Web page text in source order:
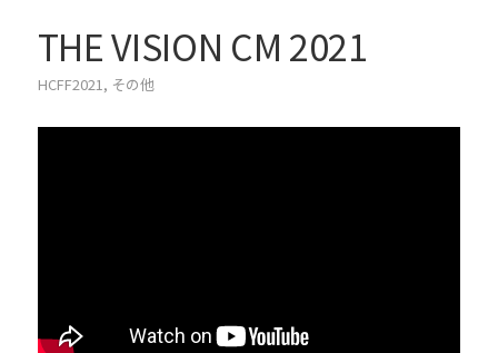
THE VISION CM 2021
HCFF2021, その他